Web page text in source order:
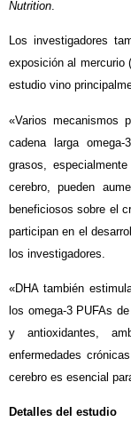
Nutrition
Los investigadores
exposición al mercurio
estudio vino
«Varios mecanismos
cadena larga
grasos,
cerebro, pueden
beneficiosos sobre el
participan en el
los investigadores.
«DHA también
los omega-3 PUFAs
y antioxidantes,
enfermedades
cerebro es esencial
Detalles del estudio